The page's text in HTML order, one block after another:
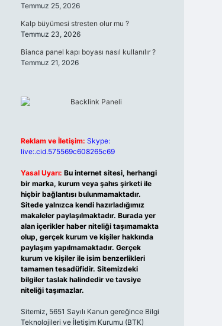
Temmuz 25, 2026
Kalp büyümesi stresten olur mu ?
Temmuz 23, 2026
Bianca panel kapı boyası nasıl kullanılır ?
Temmuz 21, 2026
Reklam ve İletişim: Skype:
live:.cid.575569c608265c69
Yasal Uyarı: Bu internet sitesi, herhangi
bir marka, kurum veya şahıs şirketi ile
hiçbir bağlantısı bulunmamaktadır.
Sitede yalnızca kendi hazırladığımız
makaleler paylaşılmaktadır. Burada yer
alan içerikler haber niteliği taşımamakta
olup, gerçek kurum ve kişiler hakkında
paylaşım yapılmamaktadır. Gerçek
kurum ve kişiler ile isim benzerlikleri
tamamen tesadüfidir. Sitemizdeki
bilgiler taslak halindedir ve tavsiye
niteliği taşımazlar.
Sitemiz, 5651 Sayılı Kanun gereğince Bilgi
Teknolojileri ve İletişim Kurumu (BTK)